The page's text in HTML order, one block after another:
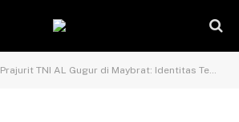
Prajurit TNI AL Gugur di Maybrat: Identitas Terungkap, TNI Bergerak!